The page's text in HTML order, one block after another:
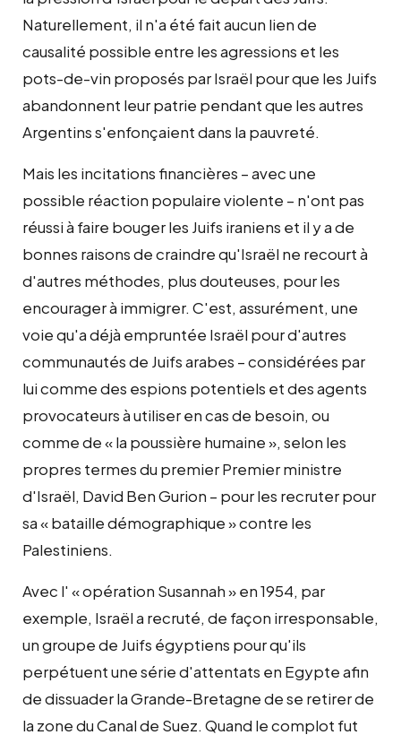
Naturellement, il n'a été fait aucun lien de
causalité possible entre les agressions et les
pots-de-vin proposés par Israël pour que les Juifs
abandonnent leur patrie pendant que les autres
Argentins s'enfonçaient dans la pauvreté.
Mais les incitations financières – avec une
possible réaction populaire violente – n'ont pas
réussi à faire bouger les Juifs iraniens et il y a de
bonnes raisons de craindre qu'Israël ne recourt à
d'autres méthodes, plus douteuses, pour les
encourager à immigrer. C'est, assurément, une
voie qu'a déjà empruntée Israël pour d'autres
communautés de Juifs arabes – considérées par
lui comme des espions potentiels et des agents
provocateurs à utiliser en cas de besoin, ou
comme de « la poussière humaine », selon les
propres termes du premier Premier ministre
d'Israël, David Ben Gurion – pour les recruter pour
sa « bataille démographique » contre les
Palestiniens.
Avec l' « opération Susannah » en 1954, par
exemple, Israël a recruté, de façon irresponsable,
un groupe de Juifs égyptiens pour qu'ils
perpétuent une série d'attentats en Egypte afin
de dissuader la Grande-Bretagne de se retirer de
la zone du Canal de Suez. Quand le complot fut